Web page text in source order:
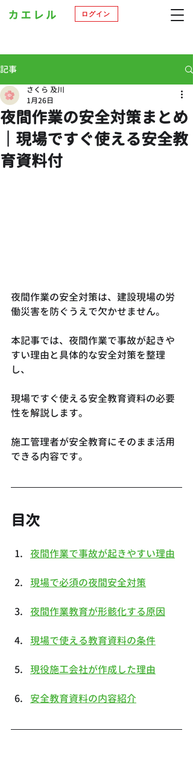
ログイン
記事
夜間作業の安全対策まとめ
｜現場ですぐ使える安全教
育資料付
さくら 及川
1月26日
夜間作業の安全対策は、建設現場の労
働災害を防ぐうえで欠かせません。
本記事では、夜間作業で事故が起きや
すい理由と具体的な安全対策を整理
し、
現場ですぐ使える安全教育資料の必要
性を解説します。
施工管理者が安全教育にそのまま活用
できる内容です。
目次
夜間作業で事故が起きやすい理由
現場で必須の夜間安全対策
夜間作業教育が形骸化する原因
現場で使える教育資料の条件
現役施工会社が作成した理由
安全教育資料の内容紹介